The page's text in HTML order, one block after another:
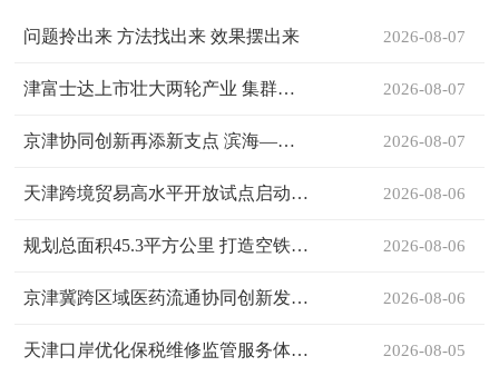
问题拎出来 方法找出来 效果摆出来 2026-08-07
津富士达上市壮大两轮产业 集群聚优势驰骋国际市场 绿色出行 天津力量 2026-08-07
京津协同创新再添新支点 滨海—中关村科创中心项目启动 2026-08-07
天津跨境贸易高水平开放试点启动 首批优化结算业务落地 2026-08-06
规划总面积45.3平方公里 打造空铁枢纽京畿门户 滨海机场站“站产城”融合发展行动方案发布 2026-08-06
京津冀跨区域医药流通协同创新发展大会召开 2026-08-06
天津口岸优化保税维修监管服务体系 上半年进出口同比增78.1% 2026-08-05